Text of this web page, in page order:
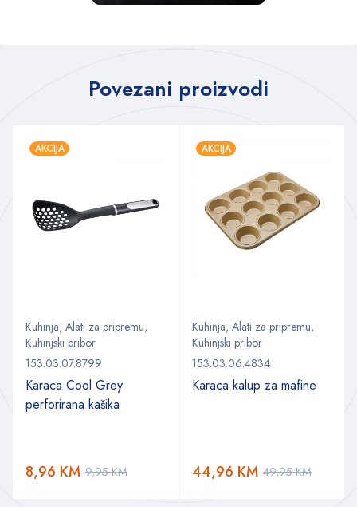
Povezani proizvodi
AKCIJA
Kuhinja, Alati za pripremu,
Kuhinjski pribor
153.03.07.8799
Karaca Cool Grey
perforirana kašika
9,95KM
8,96 KM
AKCIJA
Kuhinja, Alati za pripremu,
Kuhinjski pribor
153.03.06.4834
Karaca kalup za mafine
49,95KM
44,96 KM